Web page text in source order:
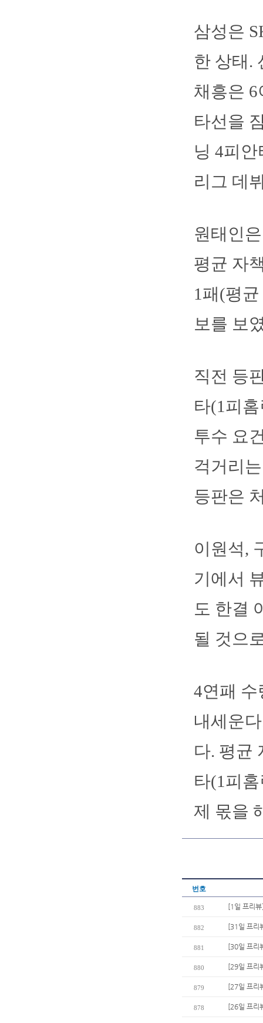
삼성은
한 상태.
채흥은
타선을
닝 4피
리그 데
원태인
평균 자
1패(평
보를 보
직전 등
타(1피
투수 요
걱거리
등판은
이원석,
기에서
도 한결
될 것으
4연패 수
내세운
다. 평균
타(1피
제 몫을
번호
883 [1일 프리
882 [31일 프리
881 [30일 프리
880 [29일 프리
879 [27일 프리
878 [26일 프리